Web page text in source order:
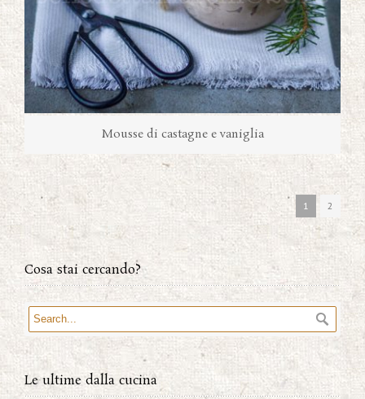
Mousse di castagne e vaniglia
1 2
Cosa stai cercando?
Le ultime dalla cucina